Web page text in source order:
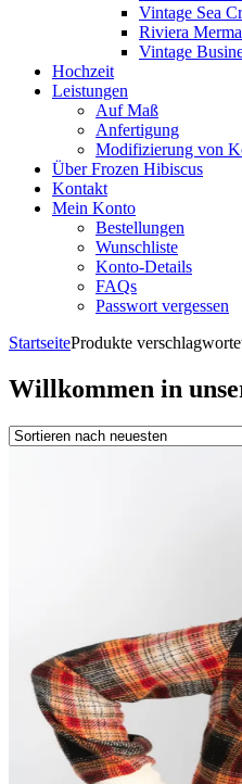
Vintage Sea
Riviera
Vintage
Hochzeit
Leistungen
Auf Maß
Anfertigung
Modifizierung von
Über Frozen Hibiscus
Kontakt
Mein Konto
Bestellungen
Wunschliste
Konto-Details
FAQs
Passwort vergessen
StartseiteProdukte
Willkommen in